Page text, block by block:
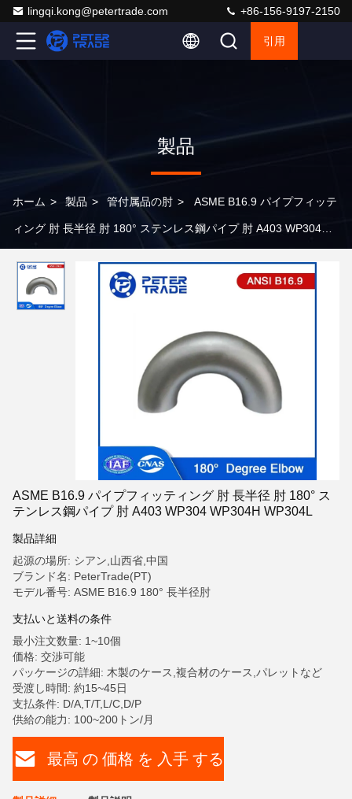
lingqi.kong@petertrade.com +86-156-9197-2150
引用
製品
ホーム > 製品 > 管付属品の肘 > ASME B16.9 パイプフィッテ
ィング 肘 長半径 肘 180° ステンレス鋼パイプ 肘 A403 WP304
ASME B16.9 パイプフィッティング 肘 長半径 肘 180° ス
テンレス鋼パイプ 肘 A403 WP304 WP304H WP304L
製品詳細
起源の場所: シアン,山西省,中国
ブランド名: PeterTrade(PT)
モデル番号: ASME B16.9 180° 長半径肘
支払いと送料の条件
最小注文数量: 1~10個
価格: 交渉可能
パッケージの詳細: 木製のケース,複合材のケース,パレットなど
受渡し時間: 約15~45日
支払条件: D/A,T/T,L/C,D/P
供給の能力: 100~200トン/月
最高 の 価格 を 入手 する